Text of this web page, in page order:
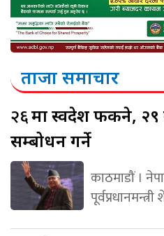
ताजा समाचार
२६मा स्वदेश फर्किने, २९
सम्बोधन गर्ने
काठमाडौं ।